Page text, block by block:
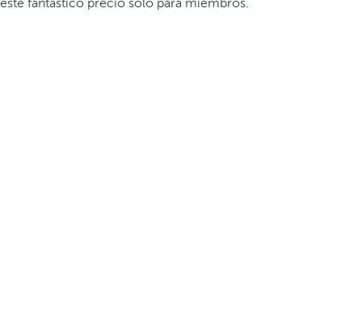
este fantástico precio solo para miembros.